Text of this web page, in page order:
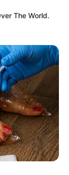
The World.